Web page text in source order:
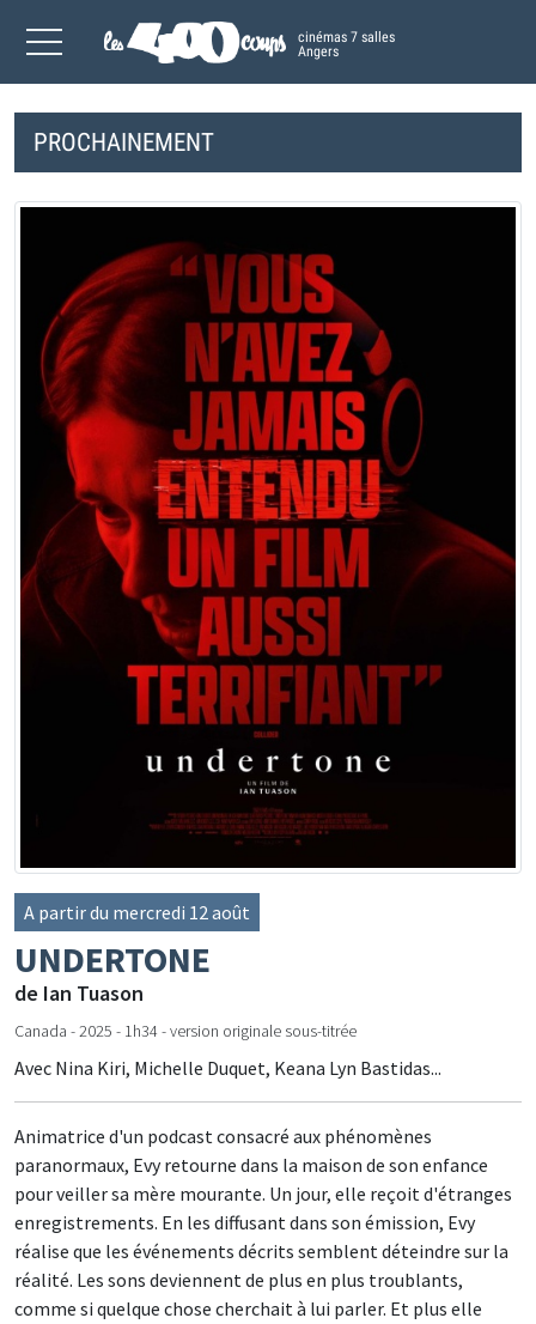
cinémas 7 salles
Angers
PROCHAINEMENT
A partir du mercredi 12 août
UNDERTONE
de Ian Tuason
Canada - 2025 - 1h34 - version originale sous-titrée
Avec Nina Kiri, Michelle Duquet, Keana Lyn Bastidas...
Animatrice d'un podcast consacré aux phénomènes
paranormaux, Evy retourne dans la maison de son enfance
pour veiller sa mère mourante. Un jour, elle reçoit d'étranges
enregistrements. En les diffusant dans son émission, Evy
réalise que les événements décrits semblent déteindre sur la
réalité. Les sons deviennent de plus en plus troublants,
comme si quelque chose cherchait à lui parler. Et plus elle